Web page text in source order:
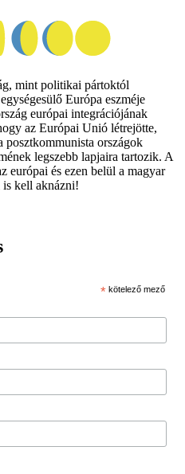
mint politikai pártoktól
Európa eszméje
európai integrációjának
az Európai Unió létrejötte,
posztkommunista országok
legszebb lapjaira tartozik. A
európai és ezen belül a magyar
is kell aknázni!
* kötelező mező